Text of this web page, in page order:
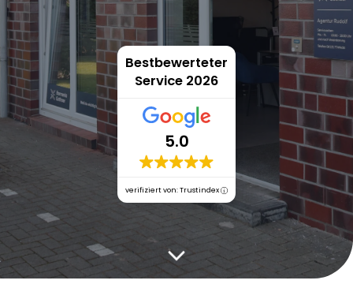
Bestbewerteter
Service 2026
5.0
verifiziert von: Trustindex